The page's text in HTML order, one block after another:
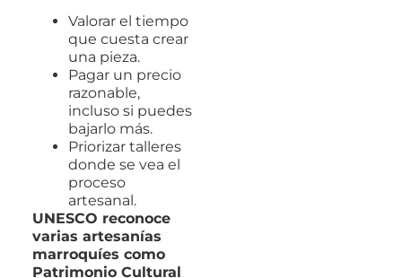
Valorar el tiempo
que cuesta crear
una pieza.
Pagar un precio
razonable,
incluso si puedes
bajarlo más.
Priorizar talleres
donde se vea el
proceso
artesanal.
UNESCO reconoce
varias artesanías
marroquíes como
Patrimonio Cultural